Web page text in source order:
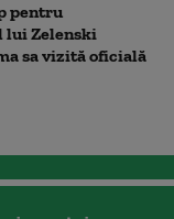
pentru
lui Zelenski
sa vizită oficială